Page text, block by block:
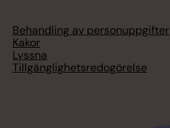
Behandling av personuppgifter
Kakor
Lyssna
Tillgänglighetsredogörelse